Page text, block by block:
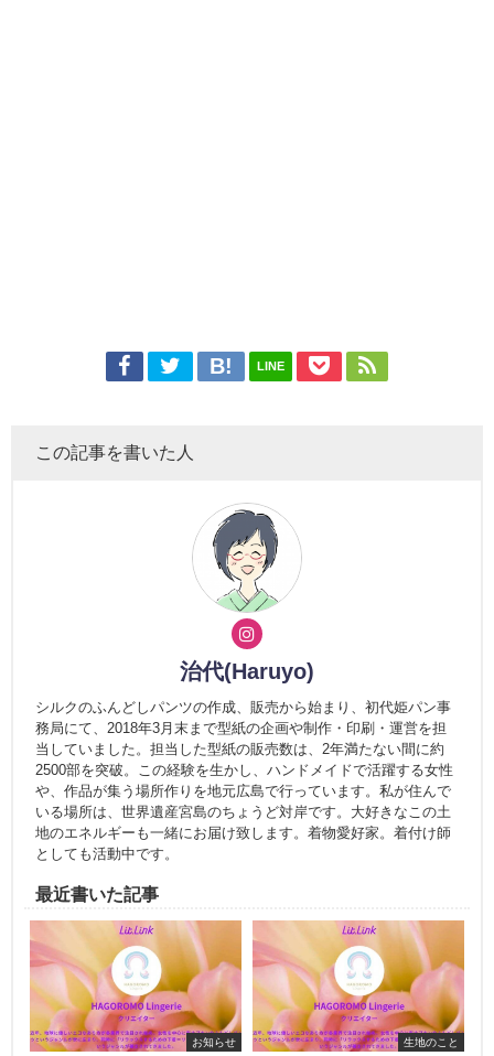
LINE
この記事を書いた人
治代(Haruyo)
シルクのふんどしパンツの作成、販売から始まり、初代姫パン事
務局にて、2018年3月末まで型紙の企画や制作・印刷・運営を担
当していました。担当した型紙の販売数は、2年満たない間に約
2500部を突破。この経験を生かし、ハンドメイドで活躍する女性
や、作品が集う場所作りを地元広島で行っています。私が住んで
いる場所は、世界遺産宮島のちょうど対岸です。大好きなこの土
地のエネルギーも一緒にお届け致します。着物愛好家。着付け師
としても活動中です。
最近書いた記事
お知らせ 生地のこと